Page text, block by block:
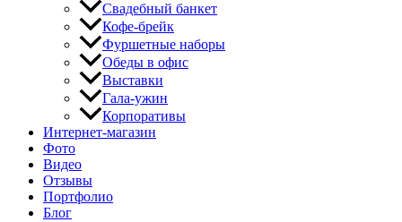
Свадебный банкет
Кофе-брейк
Фуршетные наборы
Обеды в офис
Выставки
Гала-ужин
Корпоративы
Интернет-магазин
Фото
Видео
Отзывы
Портфолио
Блог